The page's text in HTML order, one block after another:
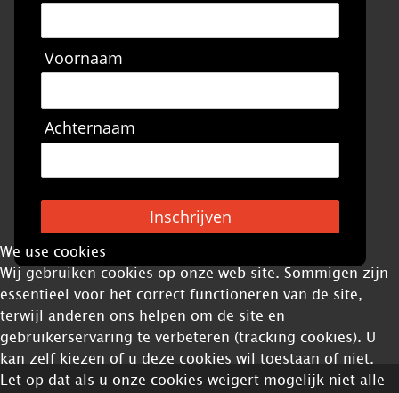
Voornaam
Achternaam
Inschrijven
We use cookies
Wij gebruiken cookies op onze web site. Sommigen zijn
essentieel voor het correct functioneren van de site,
terwijl anderen ons helpen om de site en
gebruikerservaring te verbeteren (tracking cookies). U
kan zelf kiezen of u deze cookies wil toestaan of niet.
Let op dat als u onze cookies weigert mogelijk niet alle